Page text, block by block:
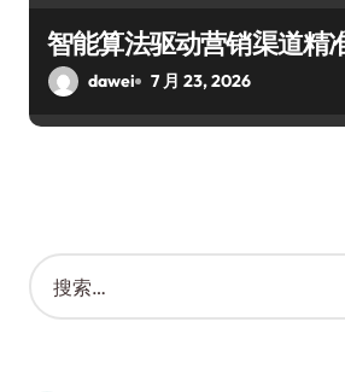
智能算法驱动营销渠道精
dawei 7 月 23, 2026
搜
索
：